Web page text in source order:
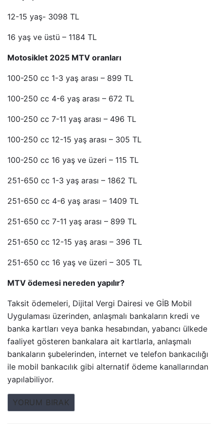
12-15 yaş- 3098 TL
16 yaş ve üstü – 1184 TL
Motosiklet 2025 MTV oranları
100-250 cc 1-3 yaş arası – 899 TL
100-250 cc 4-6 yaş arası – 672 TL
100-250 cc 7-11 yaş arası – 496 TL
100-250 cc 12-15 yaş arası – 305 TL
100-250 cc 16 yaş ve üzeri – 115 TL
251-650 cc 1-3 yaş arası – 1862 TL
251-650 cc 4-6 yaş arası – 1409 TL
251-650 cc 7-11 yaş arası – 899 TL
251-650 cc 12-15 yaş arası – 396 TL
251-650 cc 16 yaş ve üzeri – 305 TL
MTV ödemesi nereden yapılır?
Taksit ödemeleri, Dijital Vergi Dairesi ve GİB Mobil
Uygulaması üzerinden, anlaşmalı bankaların kredi ve
banka kartları veya banka hesabından, yabancı ülkede
faaliyet gösteren bankalara ait kartlarla, anlaşmalı
bankaların şubelerinden, internet ve telefon bankacılığı
ile mobil bankacılık gibi alternatif ödeme kanallarından
yapılabiliyor.
YORUM BIRAK